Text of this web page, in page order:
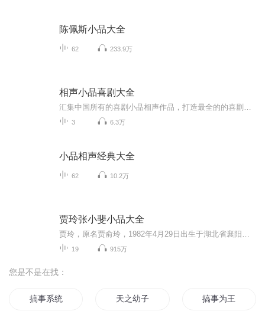
陈佩斯小品大全
62 233.9万
相声小品喜剧大全
3 6.3万
小品相声经典大全
62 10.2万
贾玲张小斐小品大全
19 915万
您是不是在找：
搞事系统 天之幼子 搞事为王